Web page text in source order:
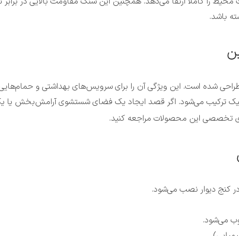
باشد.
شده است. این ویژگی آن را برای سرویس‌های بهداشتی و
ترکیب می‌شود. اگر قصد ایجاد یک فضای شستشوی آرامش‌بخش یا
تخصصی این محصولات مراجعه کنید.
می‌شود.